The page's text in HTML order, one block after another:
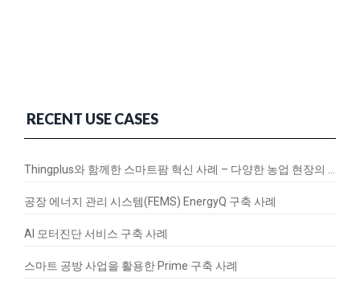
RECENT USE CASES
Thingplus와 함께한 스마트팜 혁신 사례 – 다양한 농업 현장의 연결과 변화
공장 에너지 관리 시스템(FEMS) EnergyQ 구축 사례
AI 모터진단 서비스 구축 사례
스마트 공방 사업을 활용한 Prime 구축 사례